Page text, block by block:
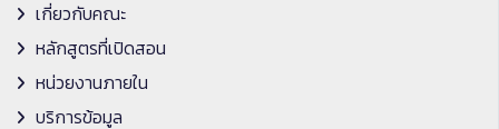
เกี่ยวกับคณะ
หลักสูตรที่เปิดสอน
หน่วยงานภายใน
บริการข้อมูล